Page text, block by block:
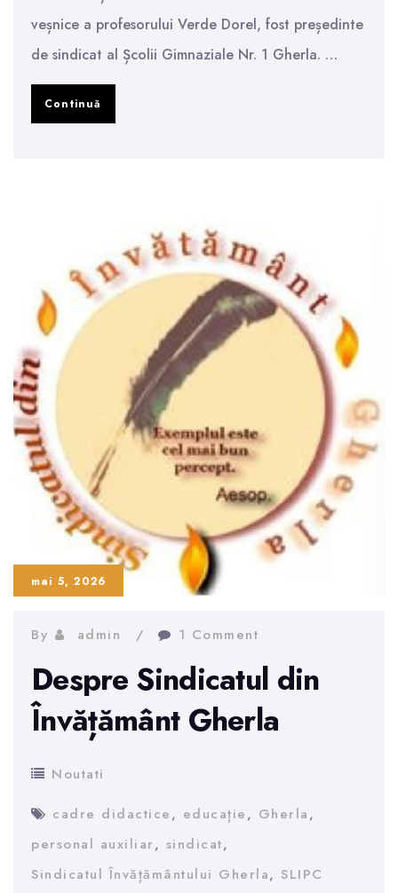
veșnice a profesorului Verde Dorel, fost președinte
de sindicat al Școlii Gimnaziale Nr. 1 Gherla. …
Continuă
fost
Gimnazială
nr.
1
mai 5, 2026
By admin 1 Comment
Despre Sindicatul din
Învățământ Gherla
Noutati
cadre didactice, educație, Gherla,
personal auxiliar, sindicat,
Sindicatul Învățământului Gherla, SLIPC